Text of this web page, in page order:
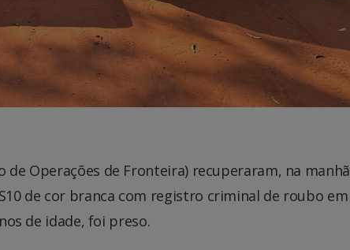
Operações de Fronteira) recuperaram, na manhã
de cor branca com registro criminal de roubo em
de idade, foi preso.